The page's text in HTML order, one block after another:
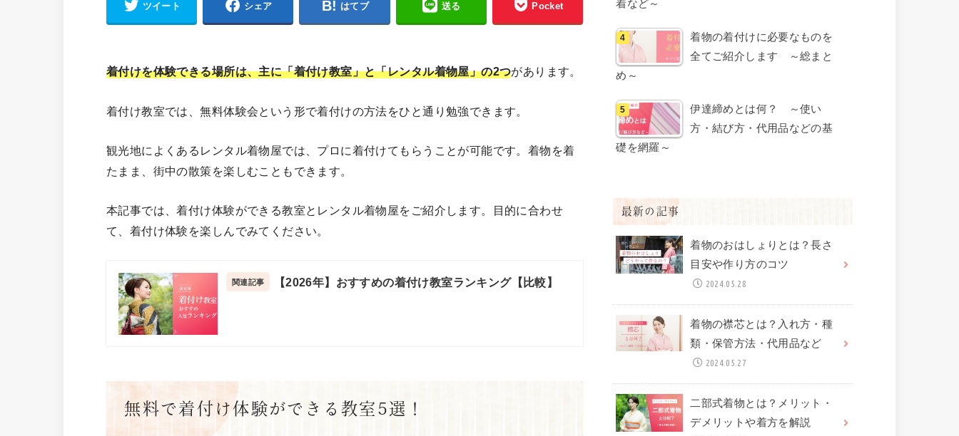
ツイート シェア はてブ 送る Pocket
着付けを体験できる場所は、主に「着付け教室」と「レンタル着物屋」の2つがあります。
着付け教室では、無料体験会という形で着付けの方法をひと通り勉強できます。
観光地によくあるレンタル着物屋では、プロに着付けてもらうことが可能です。着物を着
たまま、街中の散策を楽しむこともできます。
本記事では、着付け体験ができる教室とレンタル着物屋をご紹介します。目的に合わせ
て、着付け体験を楽しんでみてください。
【2026年】おすすめの着付け教室ランキング【比較】
無料で着付け体験ができる教室5選！
着など～
着物の着付けに必要なものを
全てご紹介します ～総まと
め～
伊達締めとは何？ ～使い
方・結び方・代用品などの基
礎を網羅～
最新の記事
着物のおはしょりとは？長さ
目安や作り方のコツ
2024.05.28
着物の襟芯とは？入れ方・種
類・保管方法・代用品など
2024.05.27
二部式着物とは？メリット・
デメリットや着方を解説